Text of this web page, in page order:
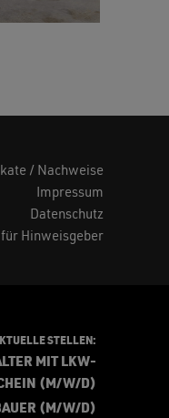
/ Nachweise
Impressum
Datenschutz
Hinweisgeber
STELLEN:
MIT LKW-
(M/W/D)
(M/W/D)